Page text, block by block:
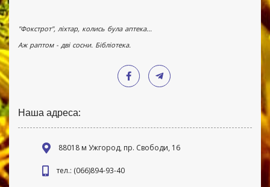
"Фокстрот", ліхтар, колись була аптека...
Аж раптом - дві сосни. Бібліотека.
Наша адреса:
88018 м Ужгород, пр. Свободи, 16
тел.: (066)894-93-40